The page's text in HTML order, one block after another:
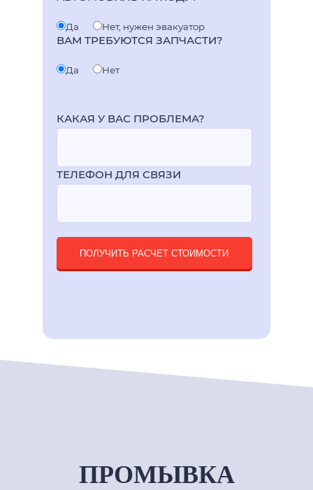
Да Нет, нужен эвакуатор
ВАМ ТРЕБУЮТСЯ ЗАПЧАСТИ?
Да Нет
КАКАЯ У ВАС ПРОБЛЕМА?
ТЕЛЕФОН ДЛЯ СВЯЗИ
ПОЛУЧИТЬ РАСЧЕТ СТОИМОСТИ
ПРОМЫВКА